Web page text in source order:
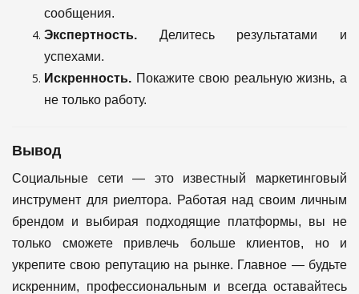
сообщения.
Экспертность. Делитесь результатами и
успехами.
Искренность. Покажите свою реальную жизнь, а
не только работу.
Вывод
Социальные сети — это известный маркетинговый
инструмент для риелтора. Работая над своим личным
брендом и выбирая подходящие платформы, вы не
только сможете привлечь больше клиентов, но и
укрепите свою репутацию на рынке. Главное — будьте
искренним, профессиональным и всегда оставайтесь